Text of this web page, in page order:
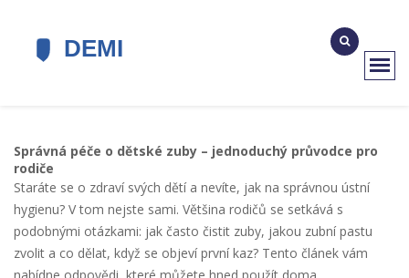
Správná péče o dětské zuby – jednoduchý průvodce pro
rodiče
Staráte se o zdraví svých dětí a nevíte, jak na správnou ústní
hygienu? V tom nejste sami. Většina rodičů se setkává s
podobnými otázkami: jak často čistit zuby, jakou zubní pastu
zvolit a co dělat, když se objeví první kaz? Tento článek vám